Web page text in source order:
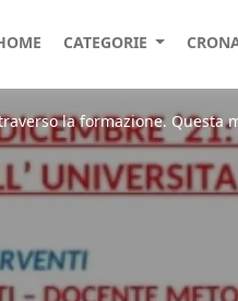
CATEGORIE
la formazione. Questa